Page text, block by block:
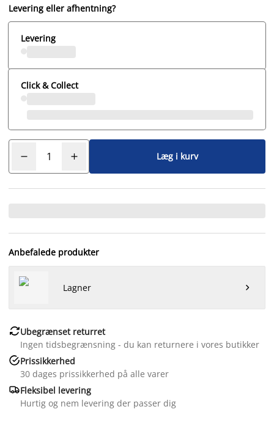
Levering eller afhentning?
Levering
Click & Collect
Læg i kurv
Anbefalede produkter
Lagner 
Ubegrænset returret
Ingen tidsbegrænsning - du kan returnere i vores butikker
Prissikkerhed
30 dages prissikkerhed på alle varer
Fleksibel levering
Hurtig og nem levering der passer dig